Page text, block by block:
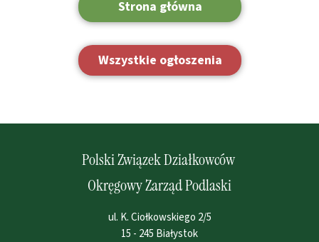
Wszystkie ogłoszenia
Strona główna
Polski Związek Działkowców
Okręgowy Zarząd Podlaski
ul. K. Ciołkowskiego 2/5
15 - 245 Białystok